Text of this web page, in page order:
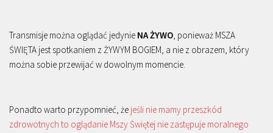
Transmisje można oglądać jedynie NA ŻYWO, ponieważ MSZA
ŚWIĘTA jest spotkaniem z ŻYWYM BOGIEM, a nie z obrazem, który
można sobie przewijać w dowolnym momencie.
Ponadto warto przypomnieć, że jeśli nie mamy przeszkód
zdrowotnych to oglądanie Mszy Świętej nie zastępuje moralnego